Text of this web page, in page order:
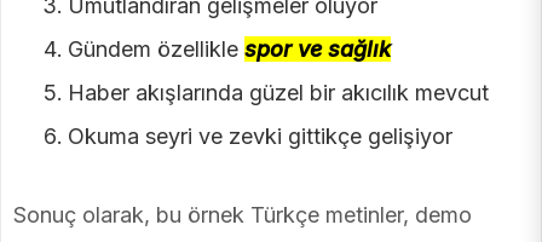
Gündem özellikle spor ve sağlık
Haber akışlarında güzel bir akıcılık mevcut
Okuma seyri ve zevki gittikçe gelişiyor
Sonuç olarak, bu örnek Türkçe metinler, demo